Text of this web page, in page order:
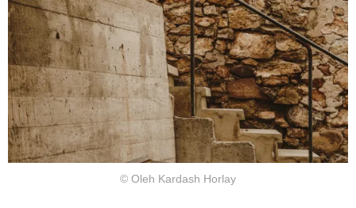
© Oleh Kardash Horlay